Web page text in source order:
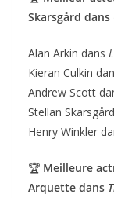
Skarsgård dans
Alan Arkin dans
Kieran Culkin
Andrew Scott
Stellan
Henry Winkler
🏆 Meilleure
Arquette dans